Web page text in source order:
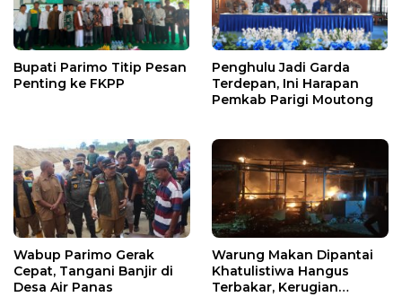
Bupati Parimo Titip Pesan
Penting ke FKPP
Penghulu Jadi Garda
Terdepan, Ini Harapan
Pemkab Parigi Moutong
Wabup Parimo Gerak
Cepat, Tangani Banjir di
Desa Air Panas
Warung Makan Dipantai
Khatulistiwa Hangus
Terbakar, Kerugian